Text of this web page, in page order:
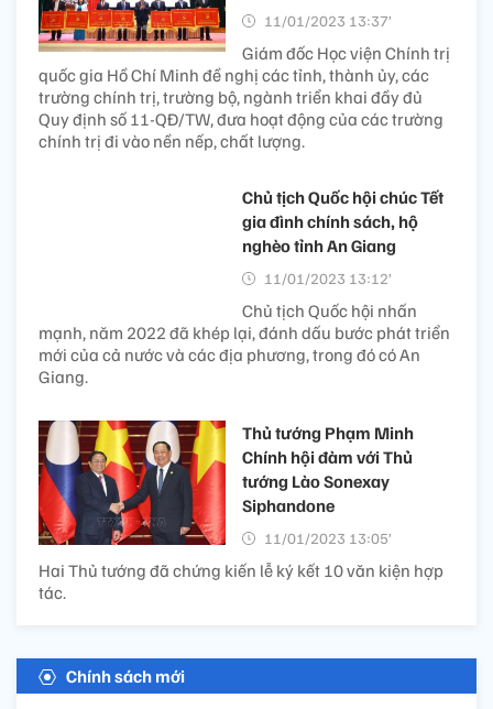
11/01/2023 13:37’
Giám đốc Học viện Chính trị
quốc gia Hồ Chí Minh đề nghị các tỉnh, thành ủy, các
trường chính trị, trường bộ, ngành triển khai đầy đủ
Quy định số 11-QĐ/TW, đưa hoạt động của các trường
chính trị đi vào nền nếp, chất lượng.
Chủ tịch Quốc hội chúc Tết
gia đình chính sách, hộ
nghèo tỉnh An Giang
11/01/2023 13:12’
Chủ tịch Quốc hội nhấn
mạnh, năm 2022 đã khép lại, đánh dấu bước phát triển
mới của cả nước và các địa phương, trong đó có An
Giang.
Thủ tướng Phạm Minh
Chính hội đàm với Thủ
tướng Lào Sonexay
Siphandone
11/01/2023 13:05’
Hai Thủ tướng đã chứng kiến lễ ký kết 10 văn kiện hợp
tác.
Chính sách mới